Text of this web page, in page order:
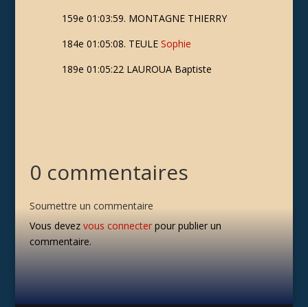
159e 01:03:59. MONTAGNE THIERRY
184e 01:05:08. TEULESophie
189e 01:05:22 LAUROUA Baptiste
0 commentaires
Soumettre un commentaire
Vous devez vous connecterpour publier un
commentaire.